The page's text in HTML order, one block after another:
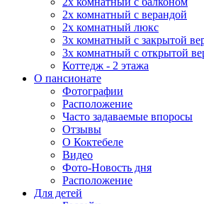
2х комнатный с верандой
2х комнатный люкс
3х комнатный с закрытой
3х комнатный с открытой
Коттедж - 2 этажа
О пансионате
Фотографии
Расположение
Часто задаваемые впоросы
Отзывы
О Коктебеле
Видео
Фото-Новость дня
Расположение
Для детей